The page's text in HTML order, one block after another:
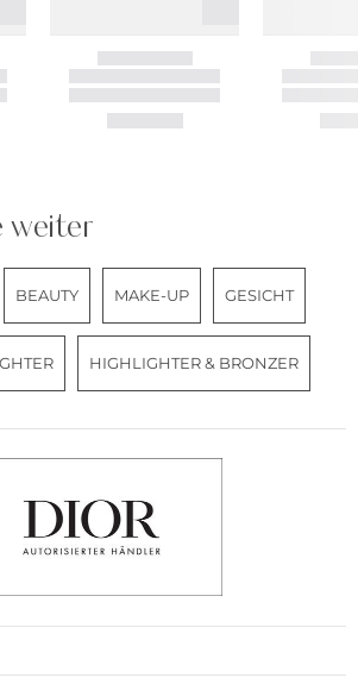
weiter
BEAUTY MAKE-UP GESICHT
HIGHLIGHTER & BRONZER